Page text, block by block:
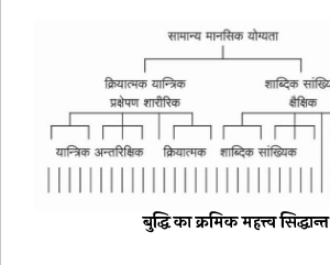
बुद्धि का क्रमिक महत्त्व सिद्धान्त